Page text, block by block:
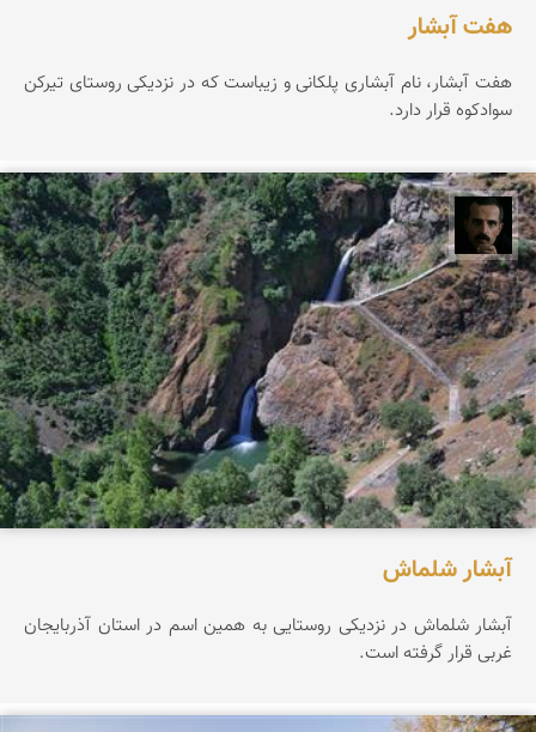
هفت آبشار
هفت آبشار، نام آبشاری پلکانی و زیباست که در نزدیکی روستای تیرکن
سوادکوه قرار دارد.
عباس رحمانی
آبشار شلماش
آبشار شلماش در نزدیکی روستایی به همین اسم در استان آذربایجان
غربی قرار گرفته است.